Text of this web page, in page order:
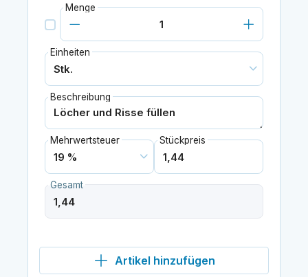
Menge
Einheiten
Beschreibung
Mehrwertsteuer Stückpreis
Gesamt
Artikel hinzufügen